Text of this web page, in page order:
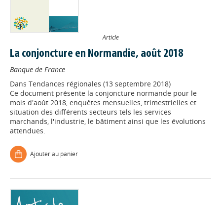
Article
La conjoncture en Normandie, août 2018
Banque de France
Dans Tendances régionales (13 septembre 2018)
Ce document présente la conjoncture normande pour le
mois d'août 2018, enquêtes mensuelles, trimestrielles et
situation des différents secteurs tels les services
marchands, l'industrie, le bâtiment ainsi que les évolutions
attendues.
Ajouter au panier